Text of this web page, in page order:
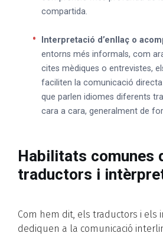
compartida.
Interpretació d’enllaç o
entorns més informals, com
cites mèdiques o entrevistes,
faciliten la comunicació
que parlen idiomes diferents
cara a cara, generalment de
Habilitats comunes
traductors i
Com hem dit, els traductors i els
dediquen a la comunicació